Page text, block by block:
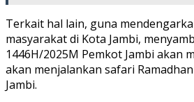
Terkait hal lain, guna
masyarakat di Kota Jambi,
1446H/2025M Pemkot Jambi akan
akan menjalankan safari
Jambi.